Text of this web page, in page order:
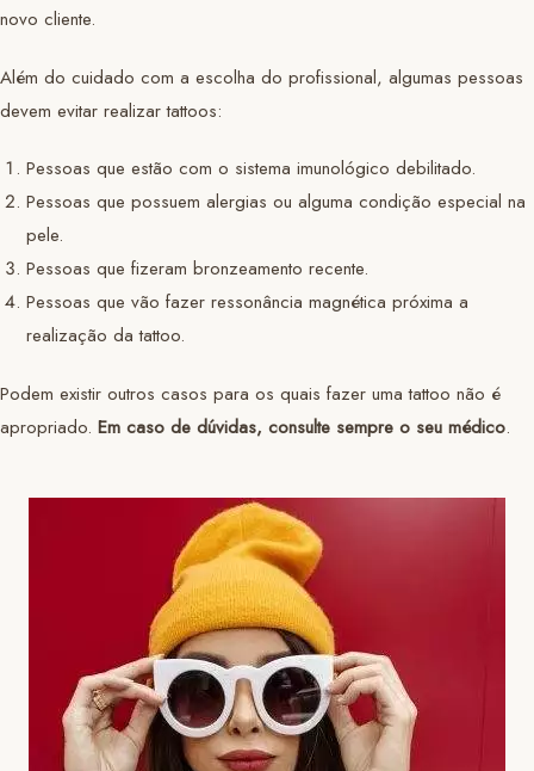
novo cliente.
Além do cuidado com a escolha do profissional, algumas pessoas
devem evitar realizar tattoos:
Pessoas que estão com o sistema imunológico debilitado.
Pessoas que possuem alergias ou alguma condição especial na
pele.
Pessoas que fizeram bronzeamento recente.
Pessoas que vão fazer ressonância magnética próxima a
realização da tattoo.
Podem existir outros casos para os quais fazer uma tattoo não é
apropriado. Em caso de dúvidas, consulte sempre o seu médico.